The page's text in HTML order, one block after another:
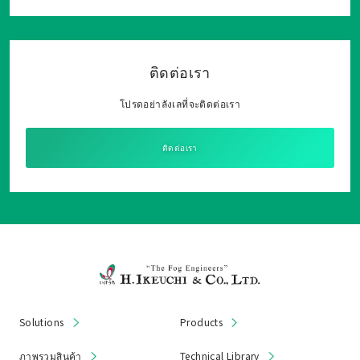
ติดต่อเรา
โปรดอย่าลังเลที่จะติดต่อเรา
ติดต่อเรา
Solutions Products
ภาพรวมสินค้า Technical Library